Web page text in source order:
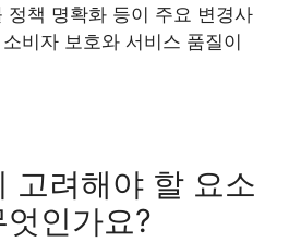
정책 명확화 등이 주요 변경사
비자 보호와 서비스 품질이
고려해야 할 요소
인가요?